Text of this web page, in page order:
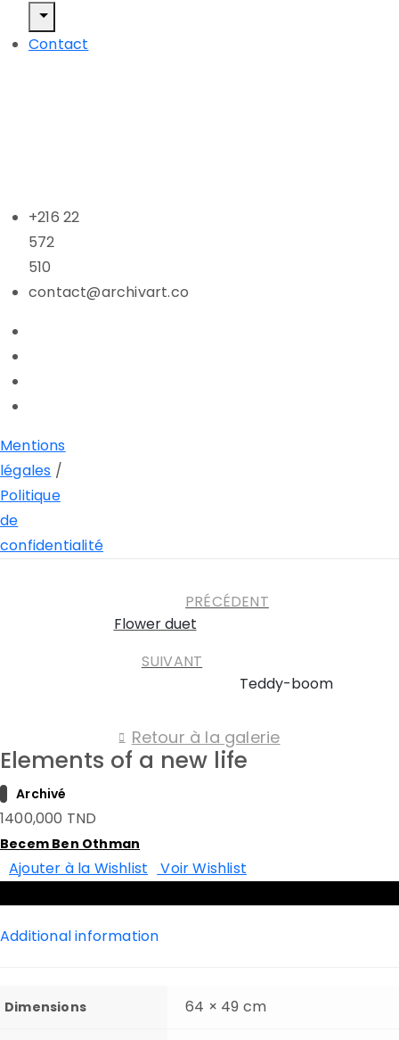
Contact
+216 22
572
510
contact@archivart.co
Mentions
légales /
Politique
de
confidentialité
PRÉCÉDENT
Flower duet
SUIVANT
Teddy-boom
Retour à la galerie
Elements of a new life
Archivé
1400,000 TND
Becem Ben Othman
Ajouter à la Wishlist Voir Wishlist
Additional information
Dimensions 64 × 49 cm